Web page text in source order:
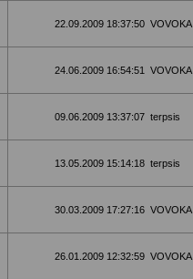
22.09.2009 18:37:50 VOVOKA
24.06.2009 16:54:51 VOVOKA
09.06.2009 13:37:07 terpsis
13.05.2009 15:14:18 terpsis
30.03.2009 17:27:16 VOVOKA
26.01.2009 12:32:59 VOVOKA